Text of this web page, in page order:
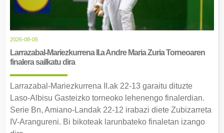
2026-08-05
Larrazabal-Mariezkurrena II.a Andre Maria Zuria Torneoaren
finalera sailkatu dira
Larrazabal-Mariezkurrena II.ak 22-13 garaitu dituzte
Laso-Albisu Gasteizko torneoko lehenengo finalerdian.
Serie Bn, Amiano-Landak 22-12 irabazi diete Zubizarreta
IV-Arangureni. Bi bikoteak larunbateko finaletan izango